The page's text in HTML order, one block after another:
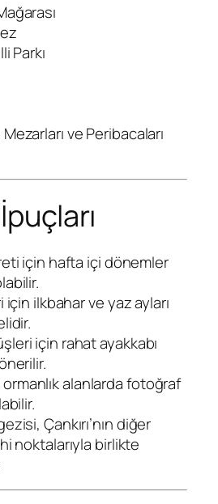
Parkı
ve Peribacaları
için hafta içi dönemler
için ilkbahar ve yaz ayları
için rahat ayakkabı
alanlarda fotoğraf
Çankırı’nın diğer
noktalarıyla birlikte